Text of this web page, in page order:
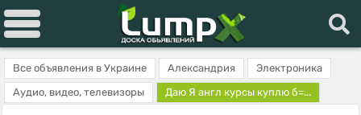
Все объявления в Украине Александрия
Электроника
Аудио, видео, телевизоры
Даю Я англ курсы куплю б=...